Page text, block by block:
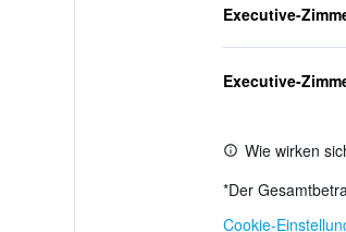
Executive-
Executive-
Wie wirken
*Der
Cookie-